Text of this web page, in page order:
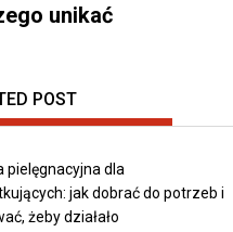
unikać
POST
pielęgnacyjna dla
jak dobrać do potrzeb i
żeby działało